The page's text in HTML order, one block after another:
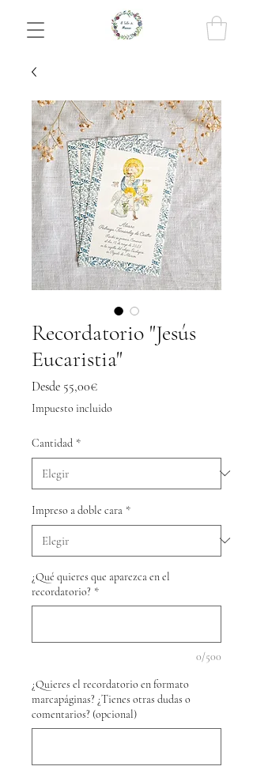
Recordatorio "Jesús
Eucaristia"
Desde 55,00€Precio
de
oferta
Impuesto incluido
Cantidad *
Impreso a doble cara *
¿Qué quieres que aparezca en el
recordatorio? *
0/500
¿Quieres el recordatorio en formato
marcapáginas? ¿Tienes otras dudas o
comentarios? (opcional)